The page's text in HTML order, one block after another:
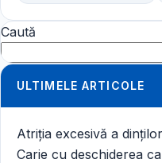
Caută
ULTIMELE ARTICOLE
Atriția excesivă a
Carie cu deschiderea